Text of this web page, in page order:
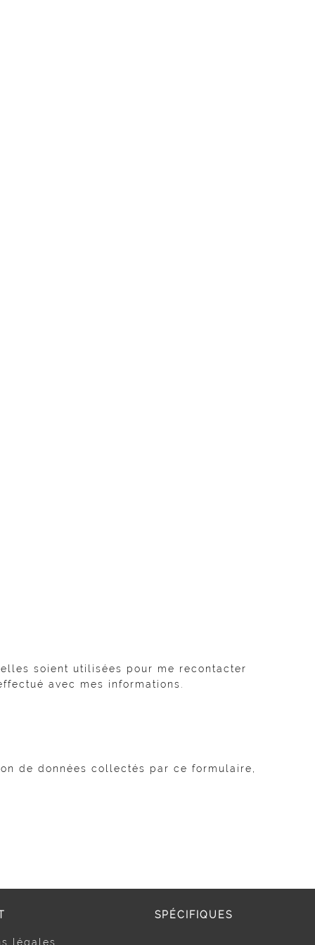
soient utilisées pour me recontacter
avec mes informations.
de données collectés par ce formulaire,
légales
SPÉCIFIQUES